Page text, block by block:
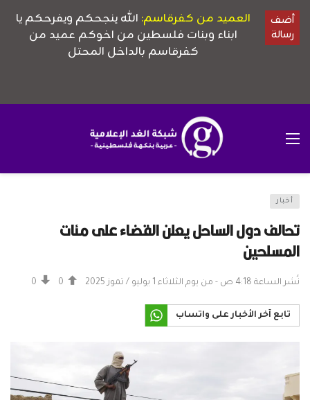
أخبار
تحالف دول الساحل يعلن القضاء على مئات
المسلحين
نُشر الساعة 4:18 ص - من يوم الثلاثاء 1 يوليو / تموز 2025 0
0
تابع آخر الأخبار على واتساب